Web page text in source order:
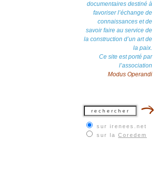
documentaires destiné à
favoriser l’échange de
connaissances et de
savoir faire au service de
la construction d’un art de
la paix.
Ce site est porté par
l’association
Modus Operandi
sur irenees.net
sur la Coredem